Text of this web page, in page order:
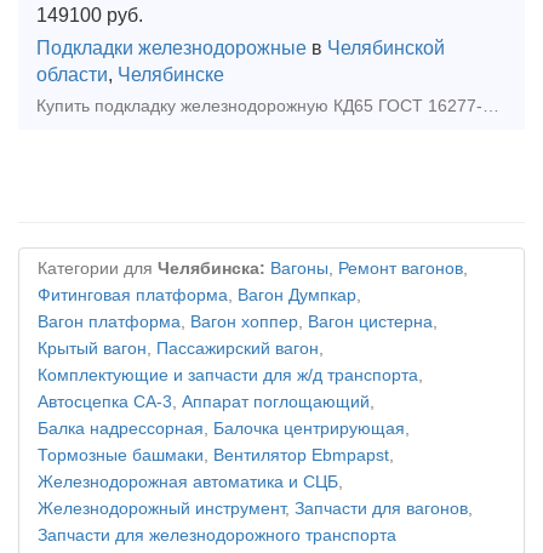
149100 руб.
Подкладки железнодорожные в Челябинской
области, Челябинске
Категории для Челябинска: Вагоны, Ремонт вагонов,
Фитинговая платформа, Вагон Думпкар,
Вагон платформа, Вагон хоппер, Вагон цистерна,
Крытый вагон, Пассажирский вагон,
Комплектующие и запчасти для ж/д транспорта,
Автосцепка СА-3, Аппарат поглощающий,
Балка надрессорная, Балочка центрирующая,
Тормозные башмаки, Вентилятор Ebmpapst,
Железнодорожная автоматика и СЦБ,
Железнодорожный инструмент, Запчасти для вагонов,
Запчасти для железнодорожного транспорта